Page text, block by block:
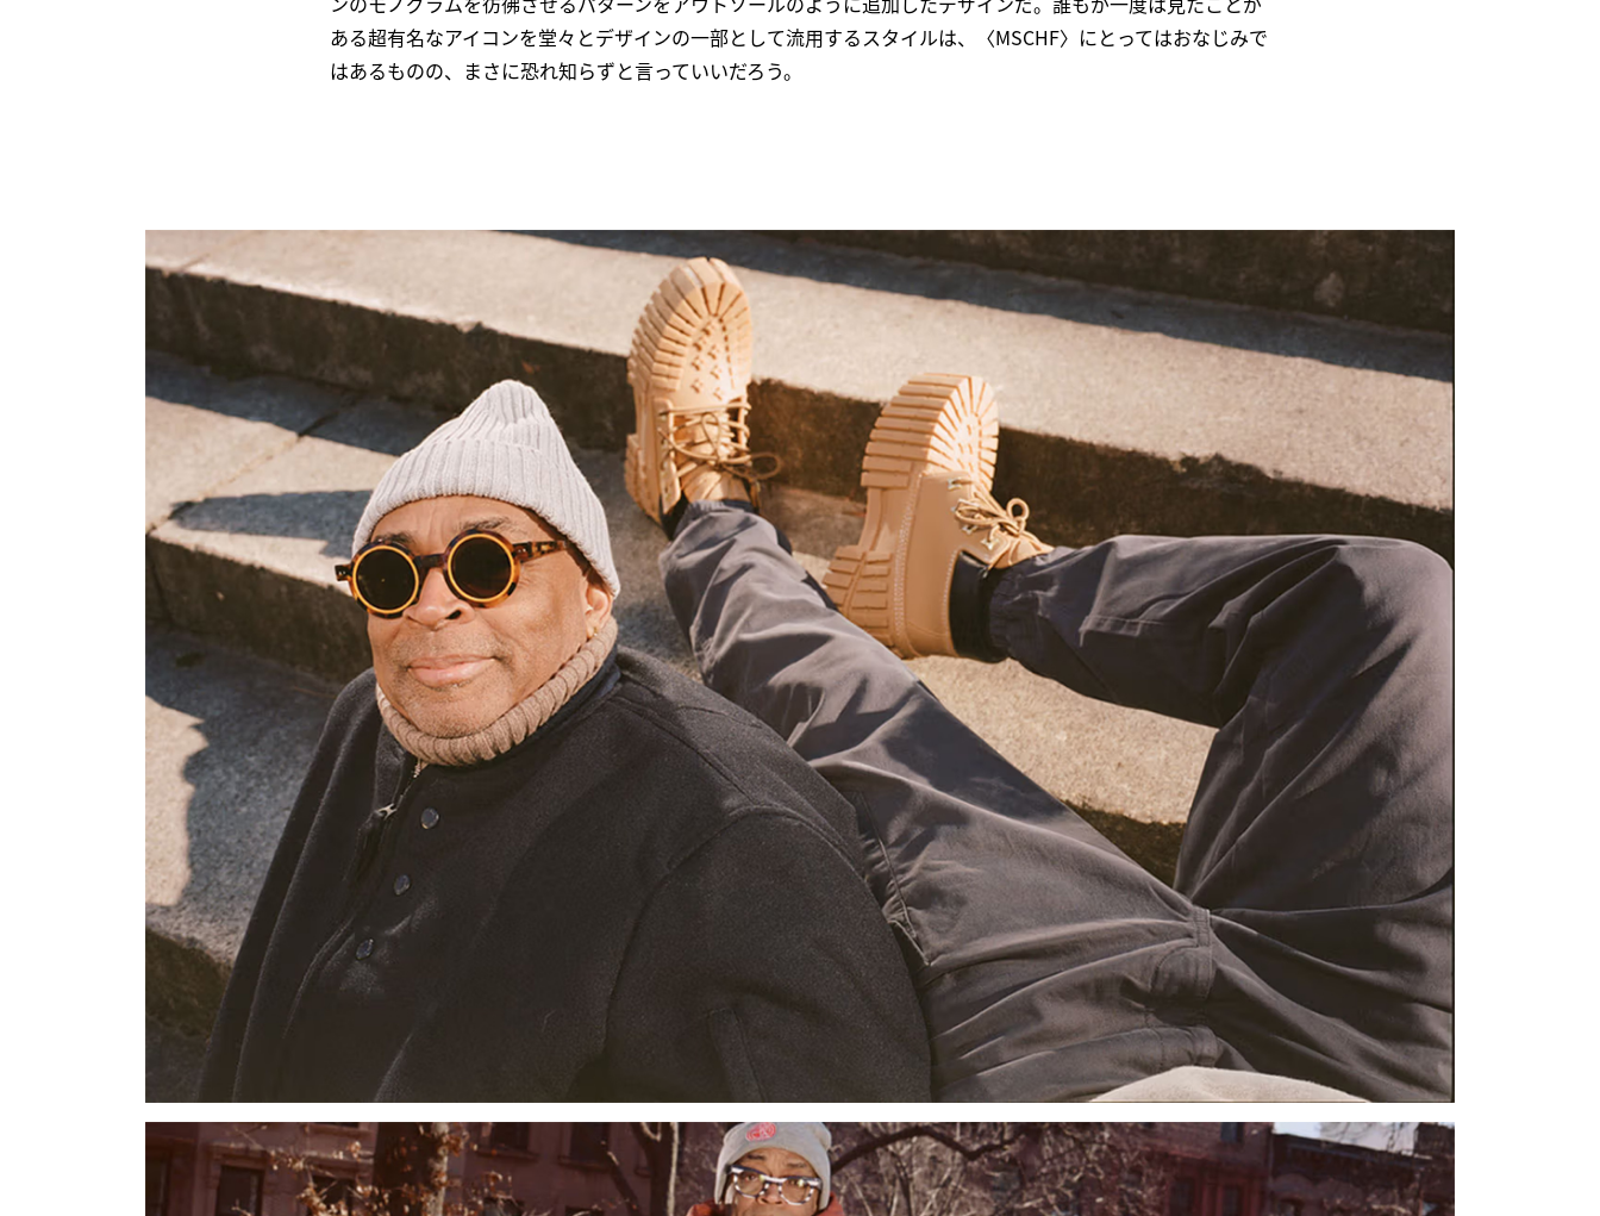
ある超有名なアイコンを堂々とデザインの一部として流用するスタイルは、〈MSCHF〉にとってはおなじみで
はあるものの、まさに恐れ知らずと言っていいだろう。